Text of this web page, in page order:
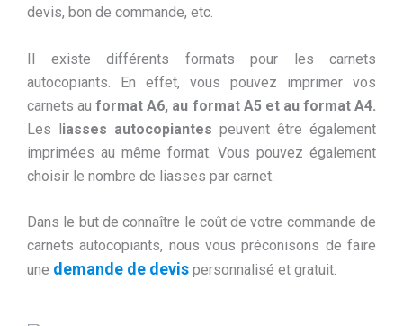
devis, bon de commande, etc.
Il existe différents formats pour les carnets
autocopiants. En effet, vous pouvez imprimer vos
carnets au format A6, au format A5 et au format A4.
Les liasses autocopiantes peuvent être également
imprimées au même format. Vous pouvez également
choisir le nombre de liasses par carnet.
Dans le but de connaître le coût de votre commande de
carnets autocopiants, nous vous préconisons de faire
une demande de devis personnalisé et gratuit.